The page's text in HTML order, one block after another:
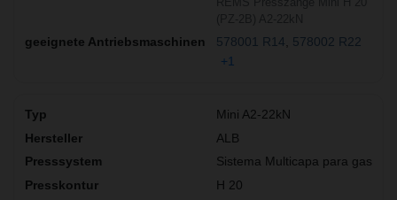
578001 R14
578002 R22
+1
Mini A2-22kN
ALB
Sistema Multicapa para gas
H 20